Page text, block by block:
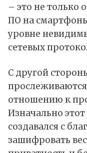
– это не только
ПО на
уровне
сетевых
С другой
отношению к
Изначально
создавался с
зашифровать